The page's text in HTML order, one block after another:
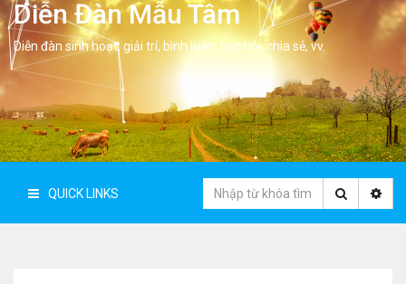
Diễn Đàn Mẫu Tâm
Diễn đàn sinh hoạt, giải trí, bình luân, học hỏi, chia sẻ, vv.
QUICK LINKS